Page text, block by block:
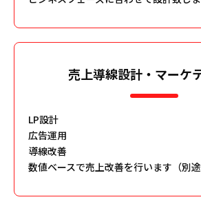
売上導線設計・マーケ
LP設計
広告運用
導線改善
数値ベースで売上改善を行います（別途